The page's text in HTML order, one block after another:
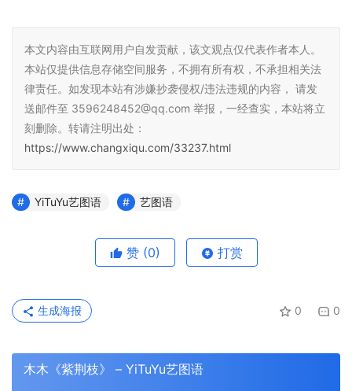
本文内容由互联网用户自发贡献，该文观点仅代表作者本人。
本站仅提供信息存储空间服务，不拥有所有权，不承担相关法
律责任。如发现本站有涉嫌抄袭侵权/违法违规的内容， 请发
送邮件至 3596248452@qq.com 举报，一经查实，本站将立
刻删除。转请注明出处：
https://www.changxiqu.com/33237.html
YiTuYu艺图语 艺图语
赞 (0) 打赏
0 0
生成海报
木木《紫荆枝》 – YiTuYu艺图语